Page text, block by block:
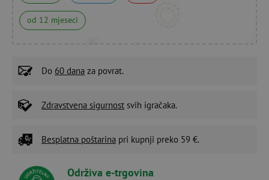
od 12 mjeseci
Do 60 dana za povrat.
Zdravstvena sigurnost svih igračaka.
Besplatna poštarina pri kupnji preko 59 €.
Održiva e-trgovina